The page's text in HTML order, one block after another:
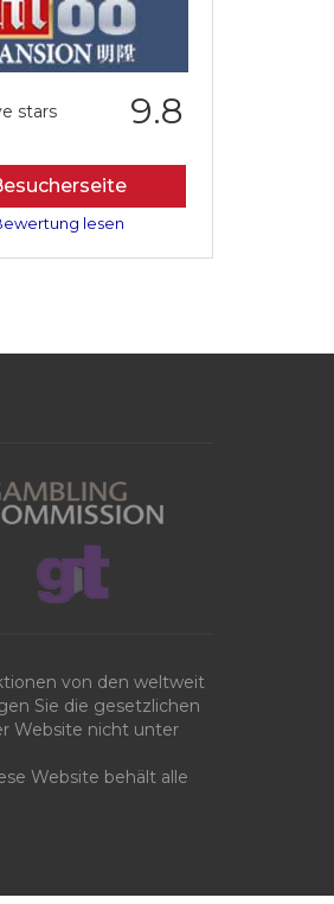
9.8
lesen
von den weltweit
Sie die gesetzlichen
Website nicht unter
Website behält alle